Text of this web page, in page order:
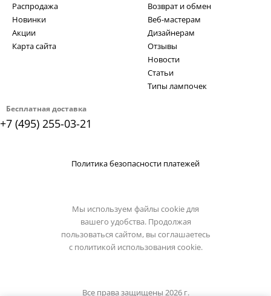
Бесплатная доставка
+7 (495) 255-03-21
Распродажа
Новинки
Акции
Карта сайта
Возврат и обмен
Веб-мастерам
Дизайнерам
Отзывы
Новости
Статьи
Типы лампочек
Политика безопасности платежей
Мы используем файлы cookie для
вашего удобства. Продолжая
пользоваться сайтом, вы соглашаетесь
с политикой использования cookie.
Все права защищены 2026 г.